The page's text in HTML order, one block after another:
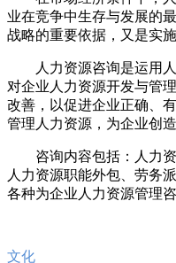
业在竞争中生存与发展的
战略的重要依据，又是实
人力资源咨询是运用
对企业人力资源开发与管
改善，以促进企业正确、
管理人力资源，为企业创
咨询内容包括：人力
人力资源职能外包、劳务
各种为企业人力资源管理
文化